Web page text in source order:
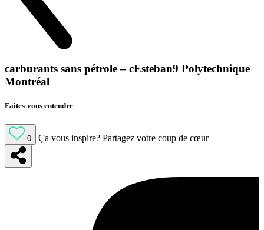
carburants sans pétrole – cEsteban9 Polytechnique
Montréal
Faites-vous entendre
0 Ça vous inspire? Partagez votre coup de cœur